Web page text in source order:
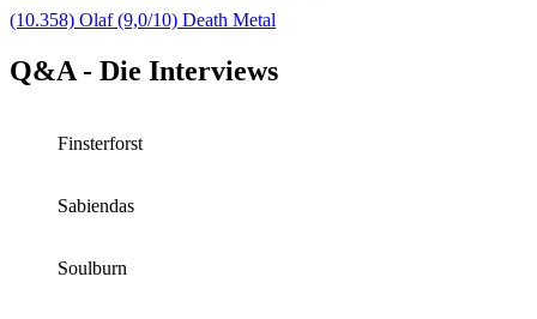
(10.358) Olaf (9,0/10) Death Metal
Q&A - Die Interviews
Finsterforst
Sabiendas
Soulburn